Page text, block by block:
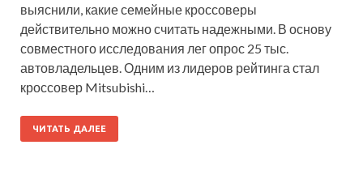
выяснили, какие семейные кроссоверы
действительно можно считать надежными. В основу
совместного исследования лег опрос 25 тыс.
автовладельцев. Одним из лидеров рейтинга стал
кроссовер Mitsubishi…
ЧИТАТЬ ДАЛЕЕ